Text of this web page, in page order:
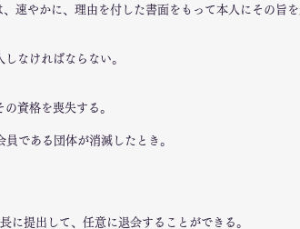
やかに、理由を付した書面をもって本人にその旨
なければならない。
資格を喪失する。
である団体が消滅したとき。
提出して、任意に退会することができる。